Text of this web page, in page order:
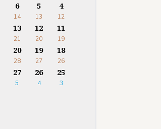
4
12
5
13
6
14
11
19
12
20
13
21
18
26
19
27
20
28
25
3
26
4
27
5